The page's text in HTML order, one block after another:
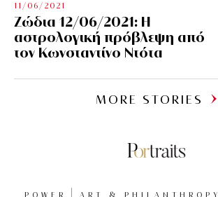
11/06/2021
Ζώδια 12/06/2021: Η
αστρολογική πρόβλεψη από
τον Κωνσταντίνο Ντότα
MORE STORIES
POWER ART & PHILANTHROPY